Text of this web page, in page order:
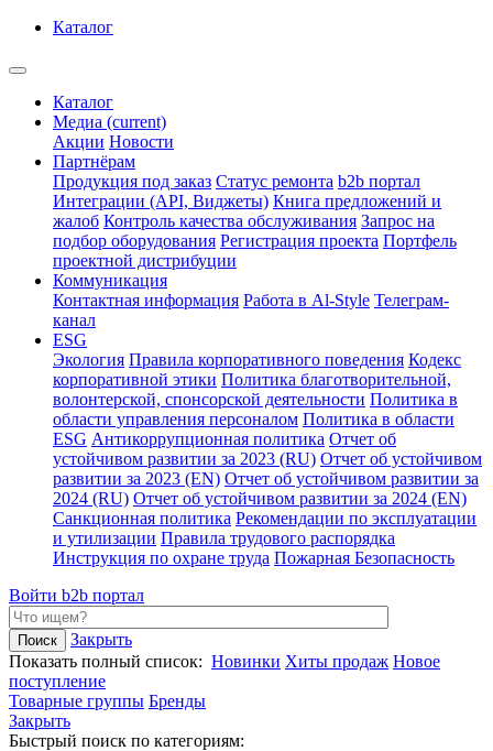
Каталог
Каталог
Медиа (current)
Акции Новости
Партнёрам
Продукция под заказ Статус ремонта b2b портал
Интеграции (API, Виджеты) Книга предложений и
жалоб Контроль качества обслуживания Запрос на
подбор оборудования Регистрация проекта Портфель
проектной дистрибуции
Коммуникация
Контактная информация Работа в Al-Style Телеграм-
канал
ESG
Экология Правила корпоративного поведения Кодекс
корпоративной этики Политика благотворительной,
волонтерской, спонсорской деятельности Политика в
области управления персоналом Политика в области
ESG Антикоррупционная политика Отчет об
устойчивом развитии за 2023 (RU) Отчет об устойчивом
развитии за 2023 (EN) Отчет об устойчивом развитии за
2024 (RU) Отчет об устойчивом развитии за 2024 (EN)
Санкционная политика Рекомендации по эксплуатации
и утилизации Правила трудового распорядка
Инструкция по охране труда Пожарная Безопасность
Войти b2b портал
Закрыть
Показать полный список: Новинки Хиты продаж Новое
поступление
Товарные группы Бренды
Закрыть
Быстрый поиск по категориям: